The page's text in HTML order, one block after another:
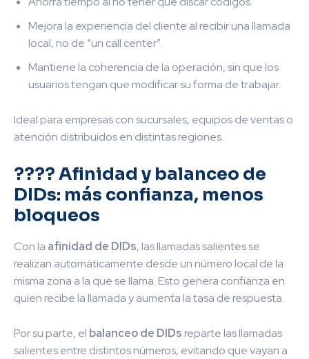
Mejora la experiencia del cliente al recibir una llamada
local, no de “un call center”.
Mantiene la coherencia de la operación, sin que los
usuarios tengan que modificar su forma de trabajar.
Ideal para empresas con sucursales, equipos de ventas o
atención distribuidos en distintas regiones.
???? Afinidad y balanceo de
DIDs: más confianza, menos
bloqueos
Con la afinidad de DIDs, las llamadas salientes se
realizan automáticamente desde un número local de la
misma zona a la que se llama. Esto genera confianza en
quien recibe la llamada y aumenta la tasa de respuesta.
Por su parte, el balanceo de DIDs reparte las llamadas
salientes entre distintos números, evitando que vayan a